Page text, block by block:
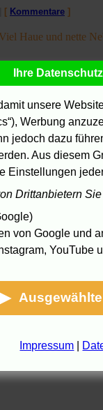
[ Kommentare ]
Viel Haue und nette
Actionfilm sehen
ist und die
ist hier definitiv im
15:47
Ihre
unsere
Werbung
jedoch dazu
Aus diesem
Einstellungen
Drittanbietern
von Google und
YouTube
Impressum